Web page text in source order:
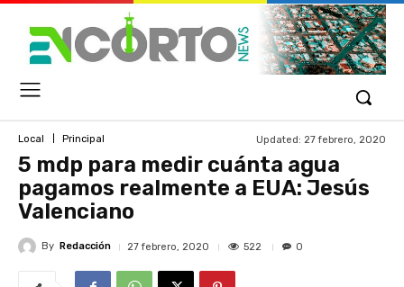
Local Principal Updated: 27 febrero, 2020
5 mdp para medir cuánta agua
pagamos realmente a EUA: Jesús
Valenciano
By Redacción 27 febrero, 2020 522 0